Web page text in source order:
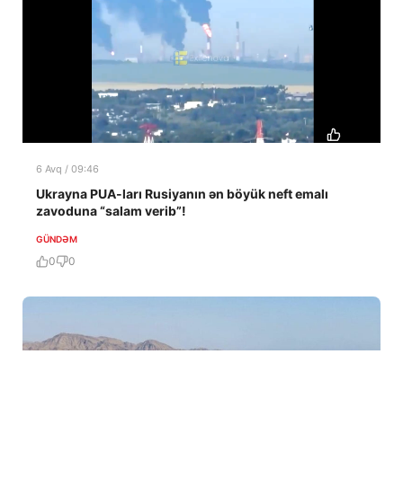
6 Avq / 09:46
Ukrayna PUA-ları Rusiyanın ən böyük neft emalı
zavoduna “salam verib”!
GÜNDƏM
0 0